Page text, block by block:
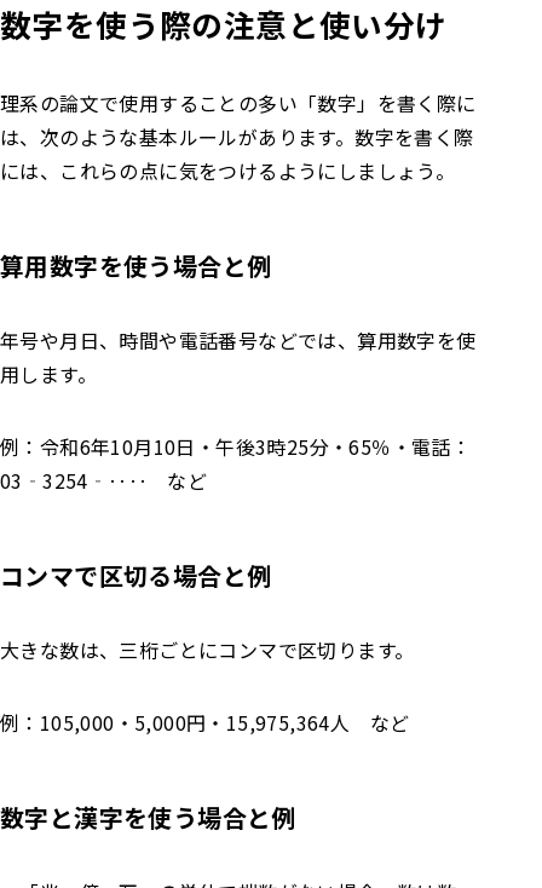
数字を使う際の注意と使い分け
理系の論文で使用することの多い「数字」を書く際に
は、次のような基本ルールがあります。数字を書く際
には、これらの点に気をつけるようにしましょう。
算用数字を使う場合と例
年号や月日、時間や電話番号などでは、算用数字を使
用します。
例：令和6年10月10日・午後3時25分・65％・電話：
03‐3254‐‥‥ など
コンマで区切る場合と例
大きな数は、三桁ごとにコンマで区切ります。
例：105,000・5,000円・15,975,364人 など
数字と漢字を使う場合と例